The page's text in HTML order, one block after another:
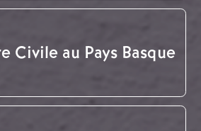
Civile au Pays Basque